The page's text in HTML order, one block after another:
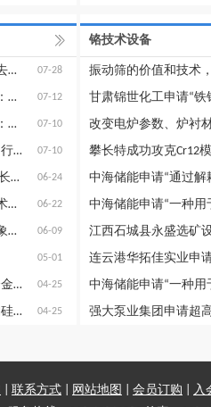
07-28
电解锰生产中硫酸锰溶液悬浮硫去除方法
07-12
电解金属锰生产工艺介绍第三节：湿法冶金提取锰——锰矿的预焙烧浸出
07-10
电解金属锰生产工艺介绍第二节：湿法冶金提取锰——碳酸锰矿的直接酸浸
07-10
电解金属锰生产工艺介绍 第一节 行业概况与整体生产流程
06-24
中国团队材料研究新突破 为研发长寿命、高电压电池奠定理论基础
06-22
丰镇丰宇铁合金全密闭矿热炉技术改造的核心环节
06-09
布袋除尘器在使用中出现掉袋现象的原因分析
05-01
04-25
内蒙古新创冶金申请“低硫锰硅合金及其生产方法”专利
04-25
贵州必晟矿业取得“一种高效率的硅锰合金用电炉抓渣机”专利
铬技术设备
振动筛的价值和技术
联系方式 网站地图 会员订购
入